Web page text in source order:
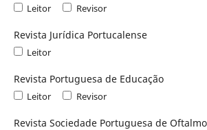
Leitor Revisor
Revista Jurídica Portucalense
Leitor
Revista Portuguesa de Educação
Leitor Revisor
Revista Sociedade Portuguesa de